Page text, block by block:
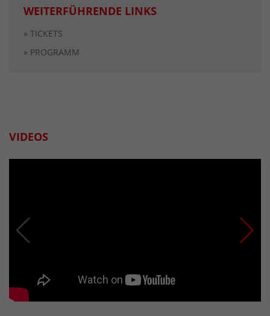
WEITERFÜHRENDE LINKS
» TICKETS
» PROGRAMM
VIDEOS